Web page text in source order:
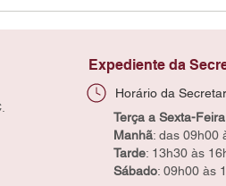
Expediente da
Horário da
Terça a Sexta-
Manhã: das 09h00
Tarde: 13h30 às
Sábado: 09h00 às